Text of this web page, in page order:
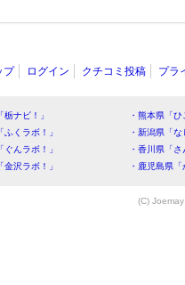
プ ログイン クチコミ投稿 プラ
栃ナビ！」
・熊本県「
ふくラボ！」
・新潟県「
ぐんラボ！」
・香川県「
金沢ラボ！」
・鹿児島県
(C)